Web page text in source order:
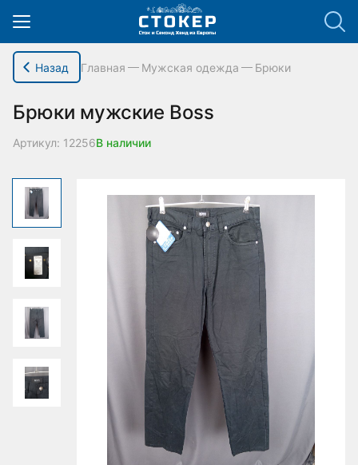
hello_elementor_body_open();
Назад Главная Мужская одежда Брюки
Брюки мужские Boss
Артикул: 12256В наличии